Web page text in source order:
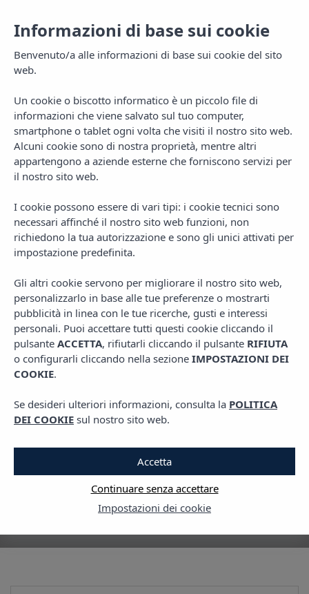
,TRAVEL
Scopri come ottenere i
biglietti per le feste di Hï
Ibiza
10 GIUGNO, 2025
Informazioni di base sui cookie
Benvenuto/a alle informazioni di base sui cookie del sito
web.
Un cookie o biscotto informatico è un piccolo file di
informazioni che viene salvato sul tuo computer,
smartphone o tablet ogni volta che visiti il nostro sito web.
Alcuni cookie sono di nostra proprietà, mentre altri
appartengono a aziende esterne che forniscono servizi per
il nostro sito web.
I cookie possono essere di vari tipi: i cookie tecnici sono
necessari affinché il nostro sito web funzioni, non
richiedono la tua autorizzazione e sono gli unici attivati per
impostazione predefinita.
Gli altri cookie servono per migliorare il nostro sito web,
personalizzarlo in base alle tue preferenze o mostrarti
pubblicità in linea con le tue ricerche, gusti e interessi
personali. Puoi accettare tutti questi cookie cliccando il
pulsante ACCETTA, rifiutarli cliccando il pulsante RIFIUTA
o configurarli cliccando nella sezione IMPOSTAZIONI DEI
COOKIE.
Se desideri ulteriori informazioni, consulta la POLITICA
DEI COOKIE sul nostro sito web.
Impostazioni dei cookie
Continuare senza accettare
Accetta